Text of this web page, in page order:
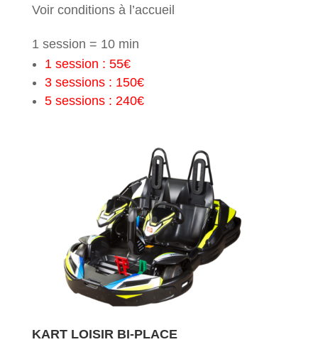
Voir conditions à l’accueil
1 session = 10 min
1 session : 55€
3 sessions : 150€
5 sessions : 240€
KART LOISIR BI-PLACE